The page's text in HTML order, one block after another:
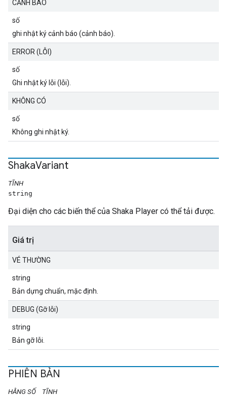
CẢNH BÁO
số
ghi nhật ký cảnh báo (cảnh báo).
ERROR (LỖI)
số
Ghi nhật ký lỗi (lỗi).
KHÔNG CÓ
số
Không ghi nhật ký.
ShakaVariant
TĨNH
string
Đại diện cho các biến thể của Shaka Player có thể tải được.
Giá trị
VÉ THƯỜNG
string
Bản dựng chuẩn, mặc định.
DEBUG (Gỡ lỗi)
string
Bản gỡ lỗi.
PHIÊN BẢN
HẰNG SỐ
TĨNH